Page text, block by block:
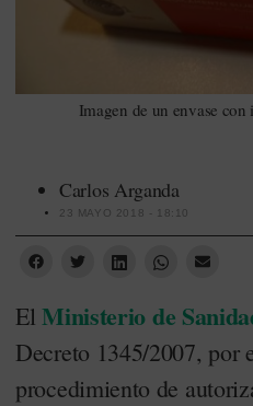
Imagen de un envase
Carlos Arganda
23 MAYO 2018 - 18:10
ElMinisterio de
Decreto 1345/2007, por
procedimiento de